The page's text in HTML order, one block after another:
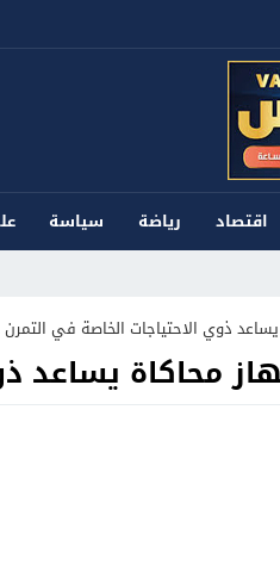
اقتصاد رياضة سياسة
ذوي الاحتياجات الخاصة في
محاكاة يساعد